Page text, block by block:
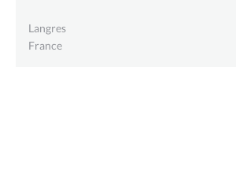
Langres
France